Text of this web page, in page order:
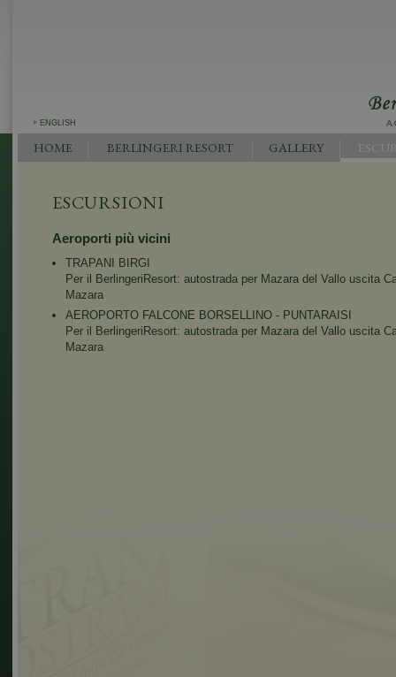
ENGLISH
HOME BERLINGERI RESORT GALLERY
ESCURSIONI
Aeroporti più vicini
TRAPANI BIRGI
Per il BerlingeriResort: autostrada per Mazara del Vallo uscita
Mazara
AEROPORTO FALCONE BORSELLINO - PUNTARAISI
Per il BerlingeriResort: autostrada per Mazara del Vallo uscita
Mazara